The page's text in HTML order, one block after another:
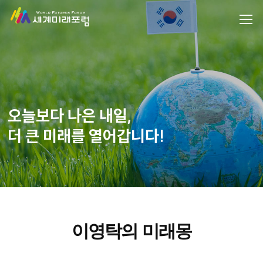
오늘보다 나은 내일,
더 큰 미래를 열어갑니다!
이영탁의 미래몽